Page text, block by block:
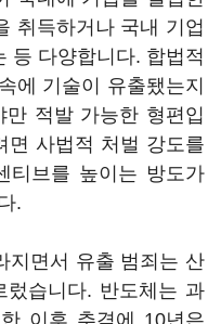
취득하거나 국내 기업
등 다양합니다. 합법적
에 기술이 유출됐는지
적발 가능한 형편입
면 사법적 처벌 강도를
티브를 높이는 방도가
.
지면서 유출 범죄는 산
렀습니다. 반도체는 과
이후 추격에 10년은